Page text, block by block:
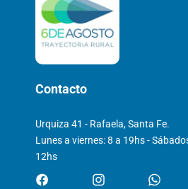
Contacto
Urquiza 41 - Rafaela, Santa Fe.
Lunes a viernes: 8 a 19hs -
12hs